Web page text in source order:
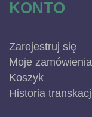
KONTO
Zarejestruj się
Moje zamówienia
Koszyk
Historia